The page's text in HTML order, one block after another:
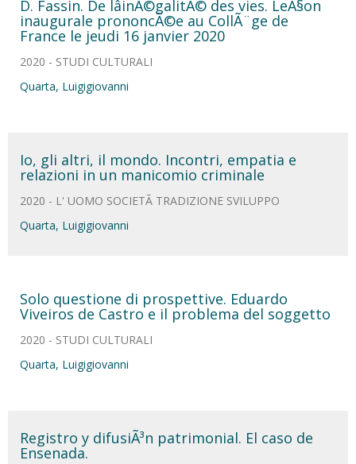
D. Fassin. De lâinÃ©galitÃ© des vies. LeÃ§on
inaugurale prononcÃ©e au CollÃ¨ge de
France le jeudi 16 janvier 2020
2020 - STUDI CULTURALI
Quarta, Luigigiovanni
Io, gli altri, il mondo. Incontri, empatia e
relazioni in un manicomio criminale
2020 - L' UOMO SOCIETÃ TRADIZIONE SVILUPPO
Quarta, Luigigiovanni
Solo questione di prospettive. Eduardo
Viveiros de Castro e il problema del soggetto
2020 - STUDI CULTURALI
Quarta, Luigigiovanni
Registro y difusiÃ³n patrimonial. El caso de
Ensenada.